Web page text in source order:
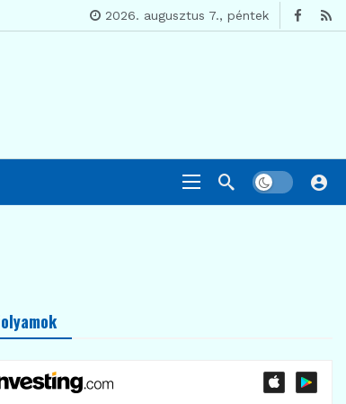
2026. augusztus 7., péntek